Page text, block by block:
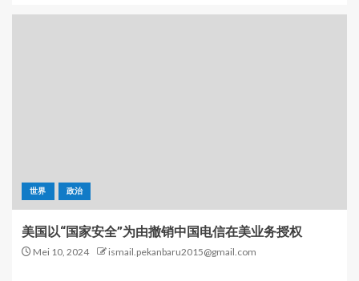
世界 政治
美国以“国家安全”为由撤销中国电信在美业务授权
Mei 10, 2024 ismail.pekanbaru2015@gmail.com